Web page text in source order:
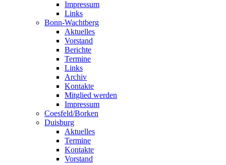
Impressum
Links
Bonn-Wachtberg
Aktuelles
Vorstand
Berichte
Termine
Links
Archiv
Kontakte
Mitglied werden
Impressum
Coesfeld/Borken
Duisburg
Aktuelles
Termine
Kontakte
Vorstand